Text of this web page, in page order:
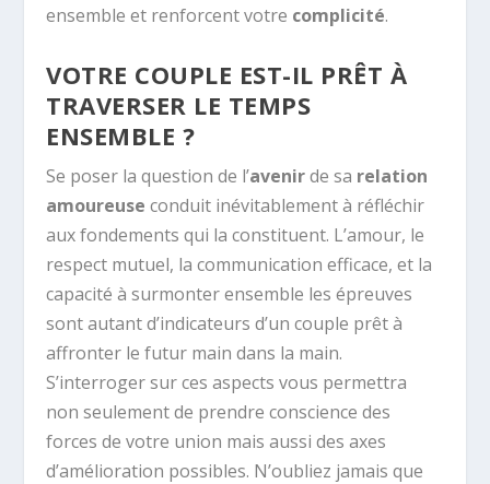
ensemble et renforcent votre complicité.
VOTRE COUPLE EST-IL PRÊT À
TRAVERSER LE TEMPS
ENSEMBLE ?
Se poser la question de l’avenirde sa relation
amoureuse conduit inévitablement à réfléchir
aux fondements qui la constituent. L’amour, le
respect mutuel, la communication efficace, et la
capacité à surmonter ensemble les épreuves
sont autant d’indicateurs d’un couple prêt à
affronter le futur main dans la main.
S’interroger sur ces aspects vous permettra
non seulement de prendre conscience des
forces de votre union mais aussi des axes
d’amélioration possibles. N’oubliez jamais que